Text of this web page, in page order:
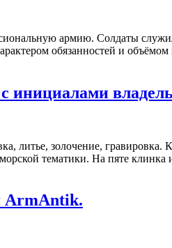
армию. Солдаты
обязанностей и
инициалами
литье, золочение,
тематики. На пяте
ArmAntik.